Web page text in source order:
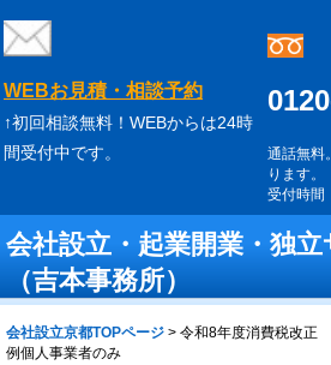
WEBお見積・相談予約
↑初回相談無料！WEBからは24時
間受付中です。
通話無料
ります。
受付時
会社設立・起業開業・独
（吉本事務所）
会社設立京都TOPページ > 令和8年度消費税改正
例個人事業者のみ